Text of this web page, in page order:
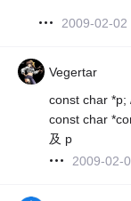
2009-02-02
Vegertar
const char *p;
const char
及 p
2009-02-